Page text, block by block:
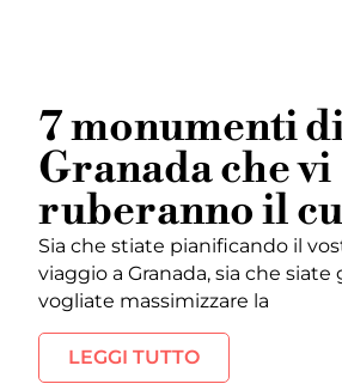
7 monumenti
Granada che vi
ruberanno il
Sia che stiate pianificando il
viaggio a Granada, sia che siate
vogliate massimizzare la
LEGGI TUTTO